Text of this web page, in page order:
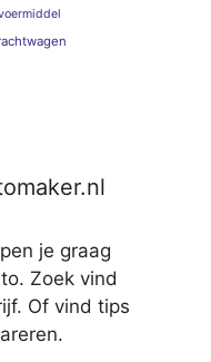
je graag
Zoek vind
Of vind tips